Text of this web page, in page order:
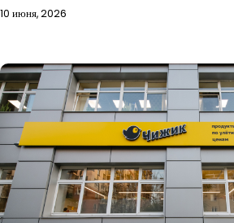
10 июня, 2026